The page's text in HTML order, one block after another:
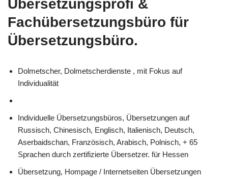
Übersetzungsprofi &
Fachübersetzungsbüro für
Übersetzungsbüro.
Dolmetscher, Dolmetscherdienste , mit Fokus auf
Individualität
Individuelle Übersetzungsbüros, Übersetzungen auf
Russisch, Chinesisch, Englisch, Italienisch, Deutsch,
Aserbaidschan, Französisch, Arabisch, Polnisch, + 65
Sprachen durch zertifizierte Übersetzer. für Hessen
Übersetzung, Hompage / Internetseiten Übersetzungen